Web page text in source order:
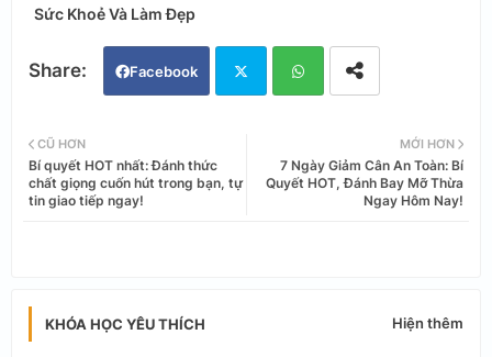
Sức Khoẻ Và Làm Đẹp
Facebook
ats
MỚI HƠN
7 Ngày Giảm Cân An Toàn: Bí
Quyết HOT, Đánh Bay Mỡ Thừa
Ngay Hôm Nay!
CŨ HƠN
Bí quyết HOT nhất: Đánh thức
chất giọng cuốn hút trong bạn, tự
tin giao tiếp ngay!
KHÓA HỌC YÊU THÍCH Hiện thêm